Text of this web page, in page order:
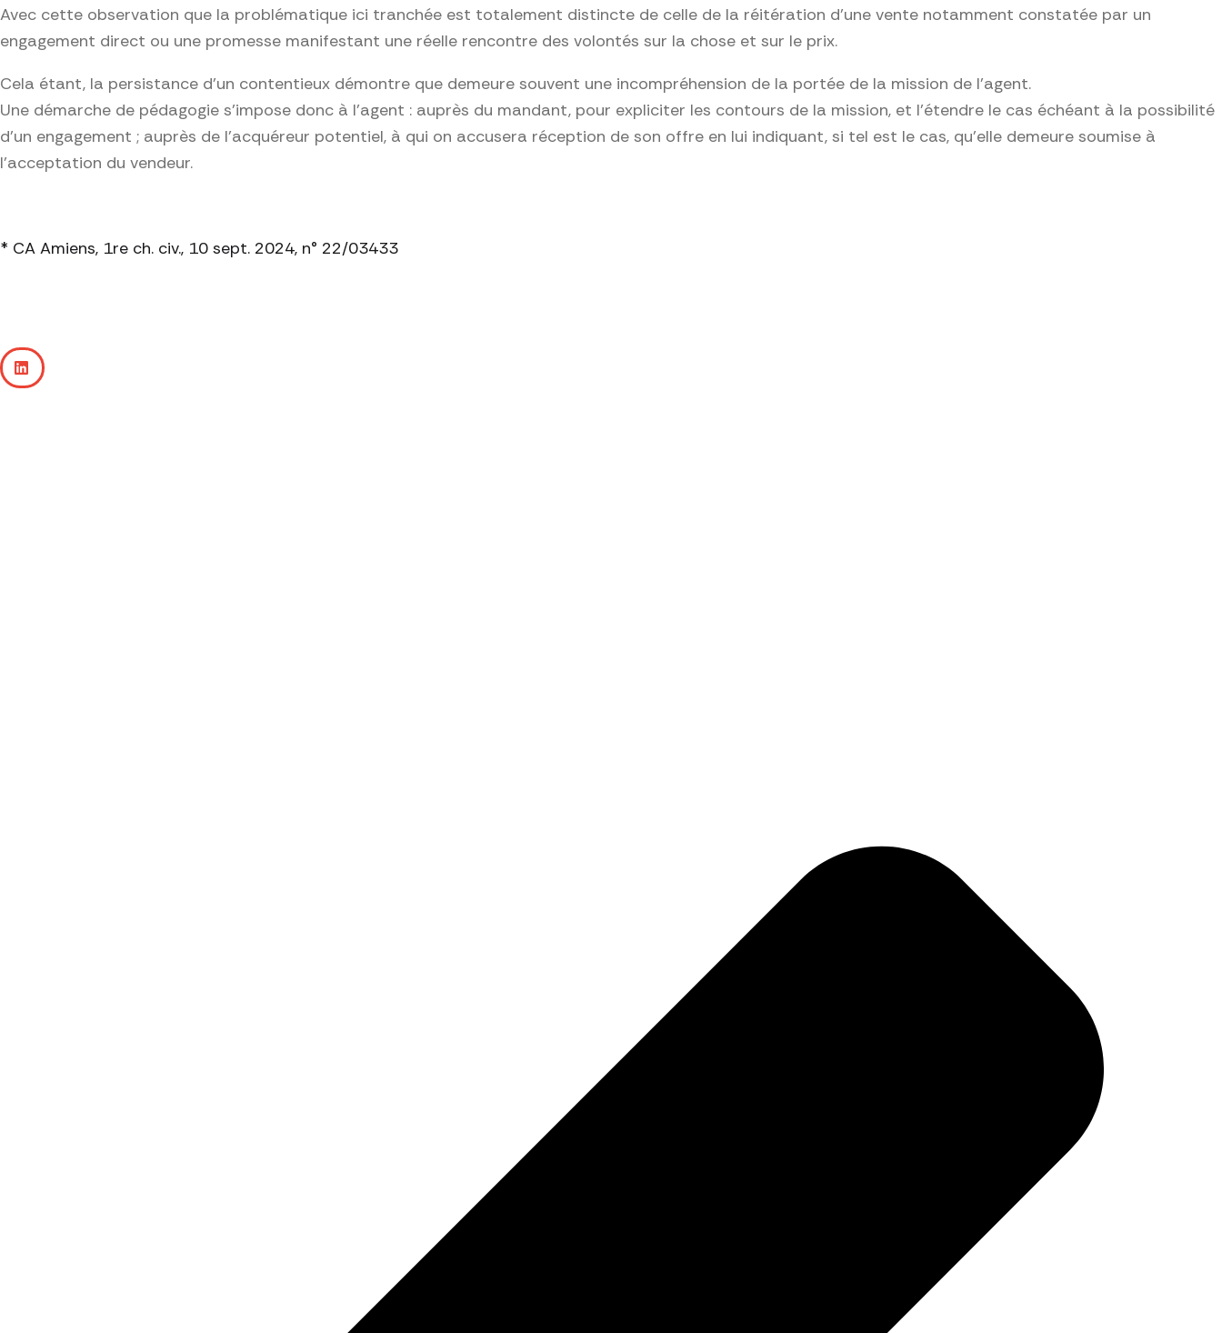
Avec cette observation que la problématique ici tranchée est totalement distincte de celle de la réitération d’une vente notamment constatée par un
engagement direct ou une promesse manifestant une réelle rencontre des volontés sur la chose et sur le prix.
Cela étant, la persistance d’un contentieux démontre que demeure souvent une incompréhension de la portée de la mission de l’agent.
Une démarche de pédagogie s’impose donc à l’agent : auprès du mandant, pour expliciter les contours de la mission, et l’étendre le cas échéant à la possibilité
d’un engagement ; auprès de l’acquéreur potentiel, à qui on accusera réception de son offre en lui indiquant, si tel est le cas, qu’elle demeure soumise à
l’acceptation du vendeur.
* CA Amiens, 1re ch. civ., 10 sept. 2024, n° 22/03433